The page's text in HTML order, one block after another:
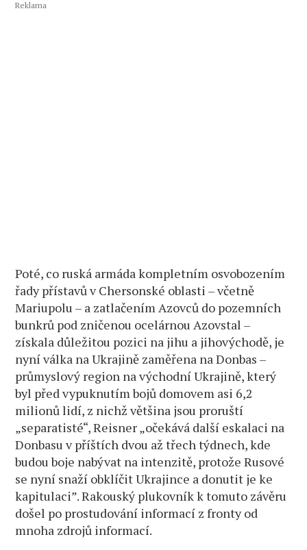
Reklama
Poté, co ruská armáda kompletním osvobozením
řady přístavů v Chersonské oblasti – včetně
Mariupolu – a zatlačením Azovců do pozemních
bunkrů pod zničenou ocelárnou Azovstal –
získala důležitou pozici na jihu a jihovýchodě, je
nyní válka na Ukrajině zaměřena na Donbas –
průmyslový region na východní Ukrajině, který
byl před vypuknutím bojů domovem asi 6,2
milionů lidí, z nichž většina jsou proruští
„separatisté“, Reisner „očekává další eskalaci na
Donbasu v příštích dvou až třech týdnech, kde
budou boje nabývat na intenzitě, protože Rusové
se nyní snaží obklíčit Ukrajince a donutit je ke
kapitulaci”. Rakouský plukovník k tomuto závěru
došel po prostudování informací z fronty od
mnoha zdrojů informací.